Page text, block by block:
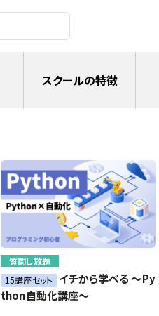
質問し放題
15講座セット
イチから学べる ～Py
thon自動化講座～
スクールの特徴